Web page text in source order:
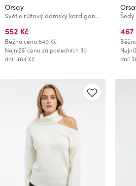
Orsay
Světle růžový dámský kardigan ORSAY
552 Kč
Běžná cena649 Kč
Nejnižší cena za posledních 30
dní: 464 Kč
Šedý
467
dní: